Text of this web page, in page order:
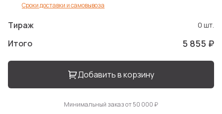
Сроки доставки и самовывоза
Тираж 0 шт.
Итого 5 855 ₽
Добавить в корзину
Минимальный заказ от 50 000 ₽